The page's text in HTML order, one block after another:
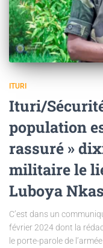
ITURI
Ituri/
population
rassuré »
militaire le
Luboya
C’est dans un
février 2024 dont la
le porte-parole de